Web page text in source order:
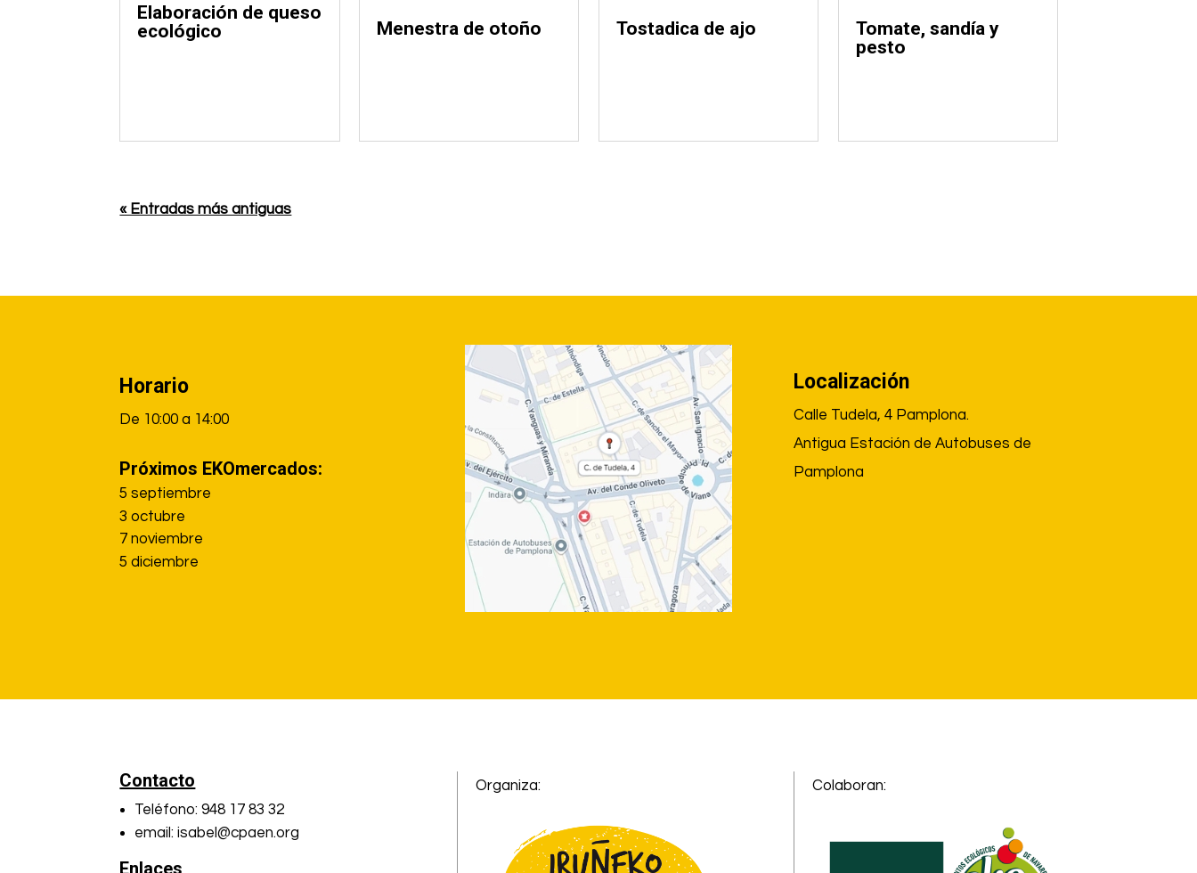
Elaboración de queso
ecológico
Menestra de otoño Tostadica de ajo
Tomate, sandía y
pesto
« Entradas más antiguas
Horario
De 10:00 a 14:00
Próximos EKOmercados:
5 septiembre
3 octubre
7 noviembre
5 diciembre
Localización
Calle Tudela, 4 Pamplona.
Antigua Estación de Autobuses de
Pamplona
Contacto
Teléfono: 948 17 83 32
email: isabel@cpaen.org
Enlaces
Organiza: Colaboran: